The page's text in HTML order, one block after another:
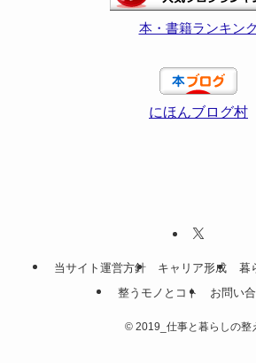
本・書籍ランキン
にほんブログ村
当サイト運営方針 キャリア形成 暮
整うモノとコト
お問い
©2019_仕事と暮らしの整